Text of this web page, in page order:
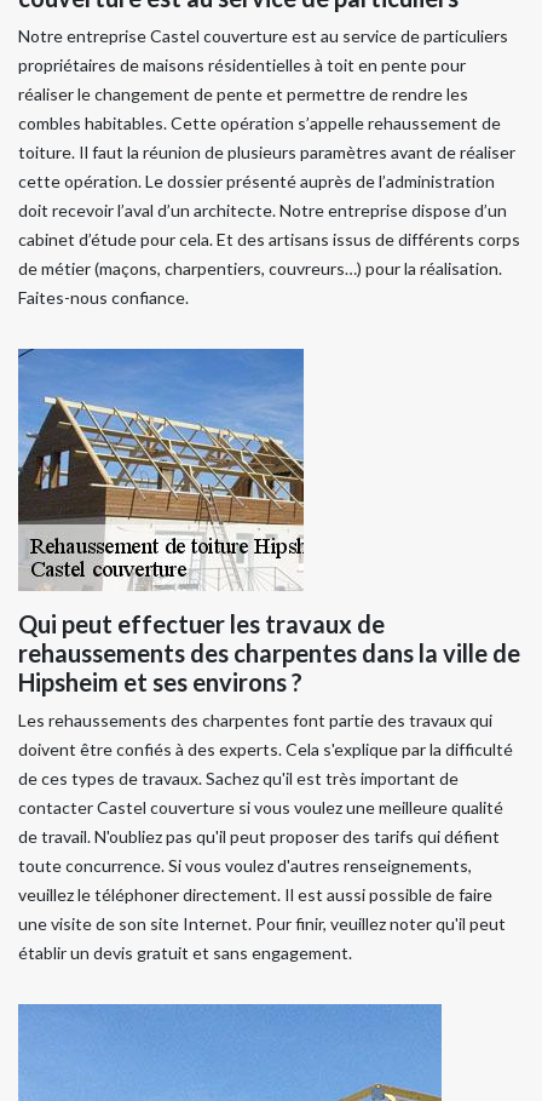
Notre entreprise Castel couverture est au service de particuliers
propriétaires de maisons résidentielles à toit en pente pour
réaliser le changement de pente et permettre de rendre les
combles habitables. Cette opération s’appelle rehaussement de
toiture. Il faut la réunion de plusieurs paramètres avant de réaliser
cette opération. Le dossier présenté auprès de l’administration
doit recevoir l’aval d’un architecte. Notre entreprise dispose d’un
cabinet d’étude pour cela. Et des artisans issus de différents corps
de métier (maçons, charpentiers, couvreurs…) pour la réalisation.
Faites-nous confiance.
Qui peut effectuer les travaux de
rehaussements des charpentes dans la ville de
Hipsheim et ses environs ?
Les rehaussements des charpentes font partie des travaux qui
doivent être confiés à des experts. Cela s'explique par la difficulté
de ces types de travaux. Sachez qu'il est très important de
contacter Castel couverture si vous voulez une meilleure qualité
de travail. N'oubliez pas qu'il peut proposer des tarifs qui défient
toute concurrence. Si vous voulez d'autres renseignements,
veuillez le téléphoner directement. Il est aussi possible de faire
une visite de son site Internet. Pour finir, veuillez noter qu'il peut
établir un devis gratuit et sans engagement.